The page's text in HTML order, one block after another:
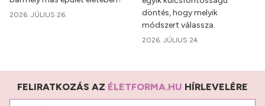
2026. JÚLIUS 26.
döntés, hogy melyik
módszert válassza.
2026. JÚLIUS 24.
FELIRATKOZÁS AZ ÉLETFORMA.HU HÍRLEVELÉRE